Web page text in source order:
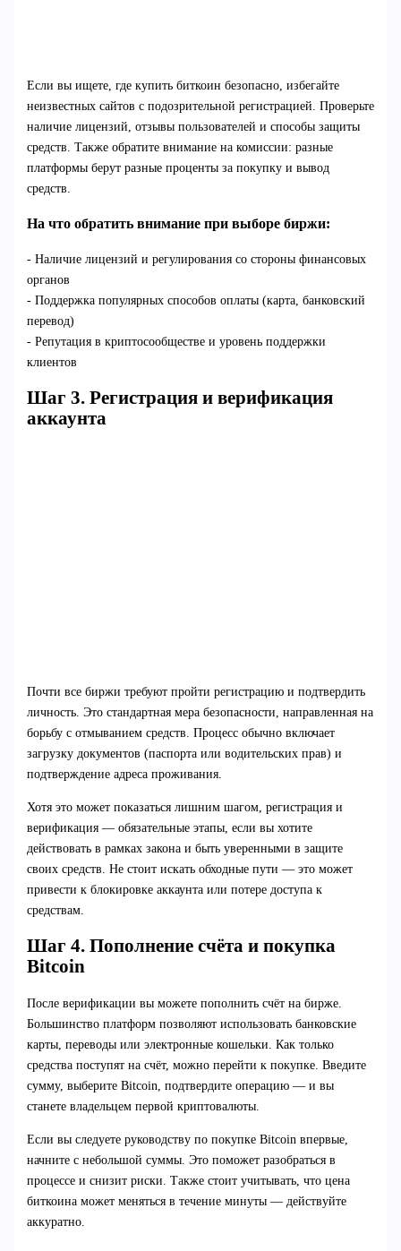
Если вы ищете, где купить биткоин безопасно, избегайте
неизвестных сайтов с подозрительной регистрацией. Проверьте
наличие лицензий, отзывы пользователей и способы защиты
средств. Также обратите внимание на комиссии: разные
платформы берут разные проценты за покупку и вывод
средств.
На что обратить внимание при выборе биржи:
- Наличие лицензий и регулирования со стороны финансовых
органов
- Поддержка популярных способов оплаты (карта, банковский
перевод)
- Репутация в криптосообществе и уровень поддержки
клиентов
Шаг 3. Регистрация и верификация
аккаунта
Почти все биржи требуют пройти регистрацию и подтвердить
личность. Это стандартная мера безопасности, направленная на
борьбу с отмыванием средств. Процесс обычно включает
загрузку документов (паспорта или водительских прав) и
подтверждение адреса проживания.
Хотя это может показаться лишним шагом, регистрация и
верификация — обязательные этапы, если вы хотите
действовать в рамках закона и быть уверенными в защите
своих средств. Не стоит искать обходные пути — это может
привести к блокировке аккаунта или потере доступа к
средствам.
Шаг 4. Пополнение счёта и покупка
Bitcoin
После верификации вы можете пополнить счёт на бирже.
Большинство платформ позволяют использовать банковские
карты, переводы или электронные кошельки. Как только
средства поступят на счёт, можно перейти к покупке. Введите
сумму, выберите Bitcoin, подтвердите операцию — и вы
станете владельцем первой криптовалюты.
Если вы следуете руководству по покупке Bitcoin впервые,
начните с небольшой суммы. Это поможет разобраться в
процессе и снизит риски. Также стоит учитывать, что цена
биткоина может меняться в течение минуты — действуйте
аккуратно.